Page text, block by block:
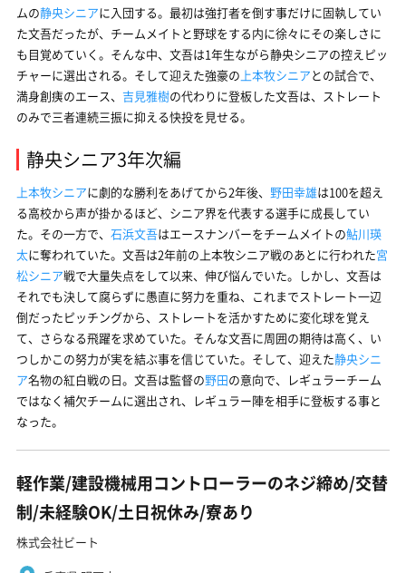
ムの静央シニアに入団する。最初は強打者を倒す事だけに固執してい
た文吾だったが、チームメイトと野球をする内に徐々にその楽しさに
も目覚めていく。そんな中、文吾は1年生ながら静央シニアの控えピッ
チャーに選出される。そして迎えた強豪の 上本牧シニアとの試合で、
満身創痍のエース、 吉見雅樹の代わりに登板した文吾は、ストレート
のみで三者連続三振に抑える快投を見せる。
静央シニア3年次編
上本牧シニアに劇的な勝利をあげてから2年後、 野田幸雄は100を超え
る高校から声が掛かるほど、シニア界を代表する選手に成長してい
た。その一方で、 石浜文吾はエースナンバーをチームメイトの鮎川瑛
太に奪われていた。文吾は2年前の上本牧シニア戦のあとに行われた宮
松シニア戦で大量失点をして以来、伸び悩んでいた。しかし、文吾は
それでも決して腐らずに愚直に努力を重ね、これまでストレート一辺
倒だったピッチングから、ストレートを活かすために変化球を覚え
て、さらなる飛躍を求めていた。そんな文吾に周囲の期待は高く、い
つしかこの努力が実を結ぶ事を信じていた。そして、迎えた静央シニ
ア名物の紅白戦の日。文吾は監督の野田の意向で、レギュラーチーム
ではなく補欠チームに選出され、レギュラー陣を相手に登板する事と
なった。
軽作業/建設機械用コントローラーのネジ締め/交替
制/未経験OK/土日祝休み/寮あり
株式会社ビート